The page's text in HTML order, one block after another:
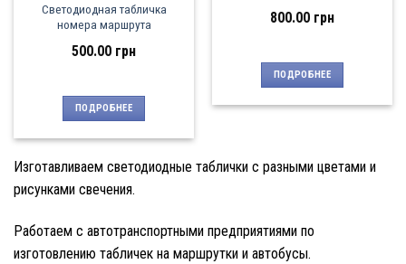
Светодиодная табличка
номера маршрута
500.00 грн
ПОДРОБНЕЕ
800.00 грн
ПОДРОБНЕЕ
Изготавливаем светодиодные таблички с разными цветами и
рисунками свечения.
Работаем с автотранспортными предприятиями по
изготовлению табличек на маршрутки и автобусы.